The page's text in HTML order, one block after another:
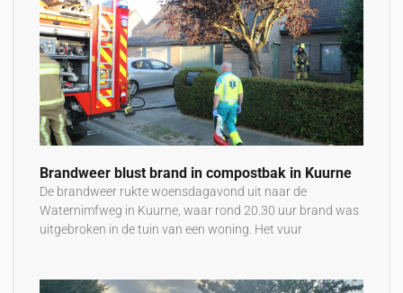
Brandweer blust brand in compostbak in Kuurne
De brandweer rukte woensdagavond uit naar de
Waternimfweg in Kuurne, waar rond 20.30 uur brand was
uitgebroken in de tuin van een woning. Het vuur